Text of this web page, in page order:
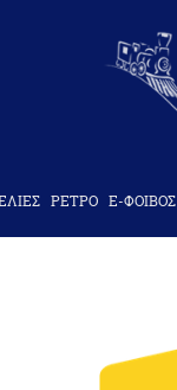
ΡΕΤΡΟ Ε-ΦΟΙΒΟΣ